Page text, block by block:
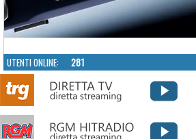
UTENTI ONLINE: 281